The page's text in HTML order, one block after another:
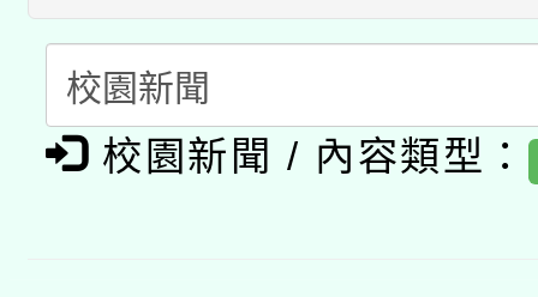
暨閱讀推動專業研習
科技賦能─人工智慧
礎課程
A3數位素養講師名單
「數位內容與教學軟
校園新聞 / 內容類型：